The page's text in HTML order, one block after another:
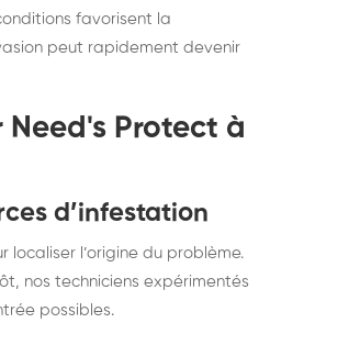
favorisent la
peut rapidement devenir
Protect à
d’infestation
l’origine du problème.
nos techniciens expérimentés
possibles.